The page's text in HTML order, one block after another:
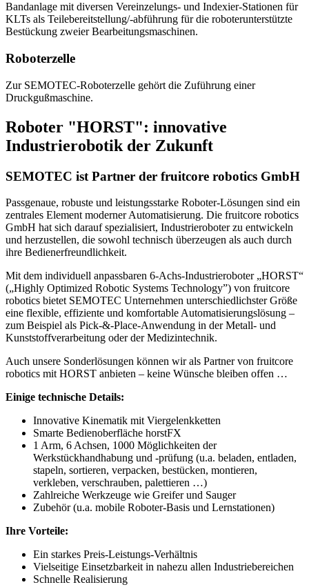
Bandanlage mit diversen Vereinzelungs- und Indexier-Stationen für
KLTs als Teilebereitstellung/-abführung für die roboterunterstützte
Bestückung zweier Bearbeitungsmaschinen.
Roboterzelle
Zur SEMOTEC-Roboterzelle gehört die Zuführung einer
Druckgußmaschine.
Roboter "HORST": innovative
Industrierobotik der Zukunft
SEMOTEC ist Partner der fruitcore robotics GmbH
Passgenaue, robuste und leistungsstarke Roboter-Lösungen sind ein
zentrales Element moderner Automatisierung. Die fruitcore robotics
GmbH hat sich darauf spezialisiert, Industrieroboter zu entwickeln
und herzustellen, die sowohl technisch überzeugen als auch durch
ihre Bedienerfreundlichkeit.
Mit dem individuell anpassbaren 6-Achs-Industrieroboter „HORST“
(„Highly Optimized Robotic Systems Technology”) von fruitcore
robotics bietet SEMOTEC Unternehmen unterschiedlichster Größe
eine flexible, effiziente und komfortable Automatisierungslösung –
zum Beispiel als Pick-&-Place-Anwendung in der Metall- und
Kunststoffverarbeitung oder der Medizintechnik.
Auch unsere Sonderlösungen können wir als Partner von fruitcore
robotics mit HORST anbieten – keine Wünsche bleiben offen …
Einige technische Details:
Innovative Kinematik mit Viergelenkketten
Smarte Bedienoberfläche horstFX
1 Arm, 6 Achsen, 1000 Möglichkeiten der
Werkstückhandhabung und -prüfung (u.a. beladen, entladen,
stapeln, sortieren, verpacken, bestücken, montieren,
verkleben, verschrauben, palettieren …)
Zahlreiche Werkzeuge wie Greifer und Sauger
Zubehör (u.a. mobile Roboter-Basis und Lernstationen)
Ihre Vorteile:
Ein starkes Preis-Leistungs-Verhältnis
Vielseitige Einsetzbarkeit in nahezu allen Industriebereichen
Schnelle Realisierung